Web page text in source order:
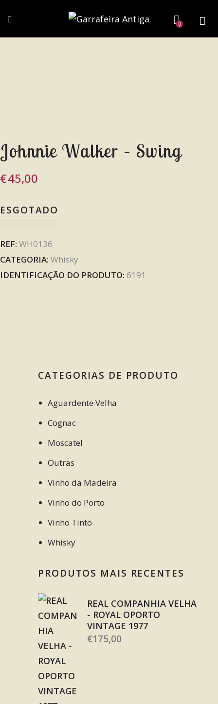
0
Johnnie Walker – Swing
€45,00
ESGOTADO
REF: WH0136
CATEGORIA: Whisky
IDENTIFICAÇÃO DO PRODUTO: 6191
CATEGORIAS DE PRODUTO
Aguardente Velha
Cognac
Moscatel
Outras
Vinho da Madeira
Vinho do Porto
Vinho Tinto
Whisky
PRODUTOS MAIS RECENTES
REAL COMPANHIA VELHA
- ROYAL OPORTO
VINTAGE 1977
€175,00